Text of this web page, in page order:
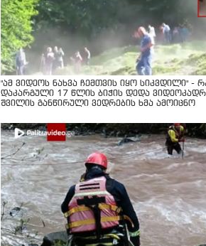
"ამ ვიდეოს ნახვა ჩემთვის იყო სიკვდილი" -
დაკარგული 17 წლის ბიჭის დედა
შვილის განწირული ვედრების ხმა ამოიცნო